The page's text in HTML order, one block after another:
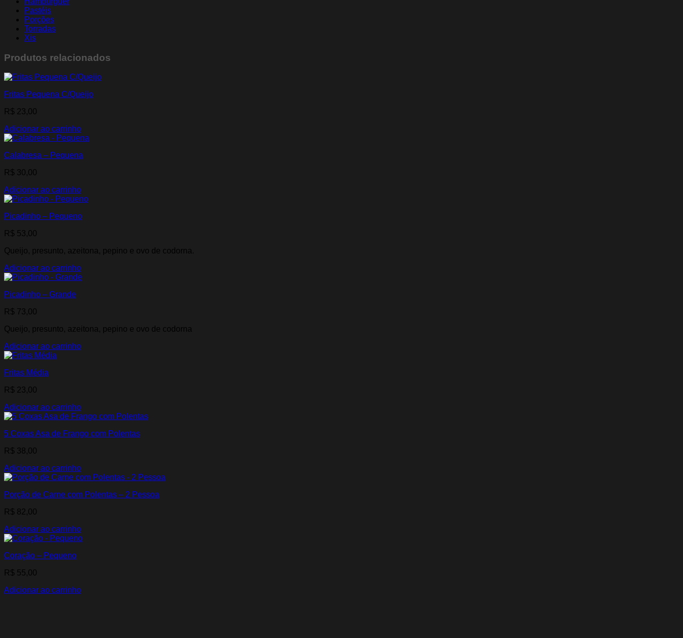
Pastéis
Porções
Torradas
Xis
Produtos relacionados
Fritas Pequena C/Queijo
R$ 23,00
Adicionar ao carrinho
Calabresa – Pequena
R$ 30,00
Adicionar ao carrinho
Picadinho – Pequeno
R$ 53,00
Queijo, presunto, azeitona, pepino e ovo de codorna.
Adicionar ao carrinho
Picadinho – Grande
R$ 73,00
Queijo, presunto, azeitona, pepino e ovo de codorna
Adicionar ao carrinho
Fritas Média
R$ 23,00
Adicionar ao carrinho
5 Coxas Asa de Frango com Polentas
R$ 38,00
Adicionar ao carrinho
Porção de Carne com Polentas – 2 Pessoa
R$ 82,00
Adicionar ao carrinho
Coração – Pequeno
R$ 55,00
Adicionar ao carrinho